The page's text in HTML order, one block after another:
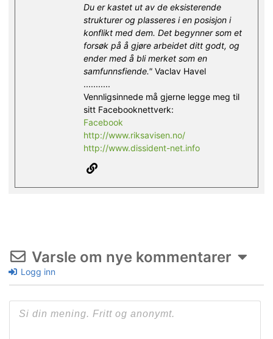
Du er kastet ut av de eksisterende
strukturer og plasseres i en posisjon i
konflikt med dem. Det begynner som et
forsøk på å gjøre arbeidet ditt godt, og
ender med å bli merket som en
samfunnsfiende." Vaclav Havel
...........
Vennligsinnede må gjerne legge meg til
sitt Facebooknettverk:
Facebook
http://www.riksavisen.no/
http://www.dissident-net.info
Varsle om nye kommentarer
Logg inn